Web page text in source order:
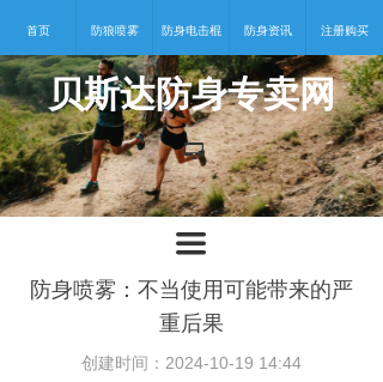
贝斯达防身专卖网
首页 防狼喷雾 防身电击棍 防身资讯 注册购买
넡
防身喷雾：不当使用可能带来的严
重后果
创建时间： 2024-10-19 14:44
끀